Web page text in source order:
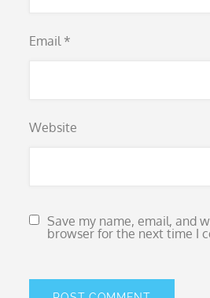
Email *
Website
Save my name, email, and
browser for the next time I